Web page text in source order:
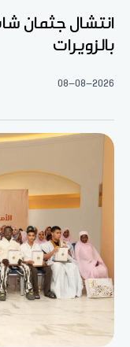
انتشال جثمان
بالزويرات
08-08-2026